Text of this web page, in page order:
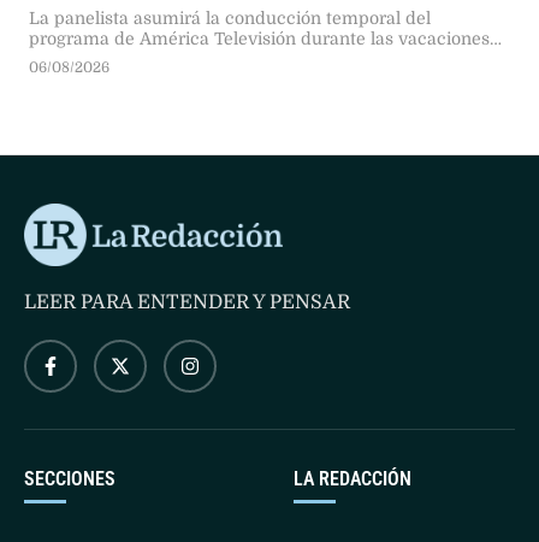
La panelista asumirá la conducción temporal del
programa de América Televisión durante las vacaciones
de la conductora titular, tras un acuerdo entre señales y
06/08/2026
LA REDACCIÓN
SECCIONES
LEER PARA ENTENDER Y PENSAR